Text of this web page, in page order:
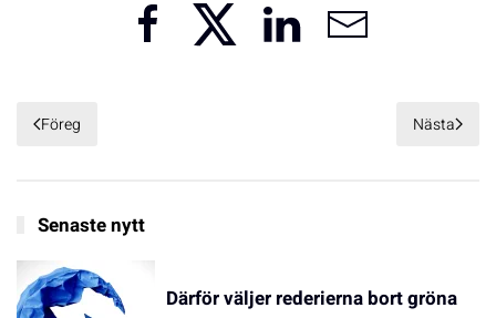
Föreg Nästa
Senaste nytt
Därför väljer rederierna bort gröna